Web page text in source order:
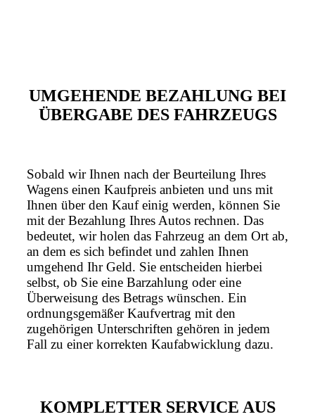
UMGEHENDE BEZAHLUNG BEI
ÜBERGABE DES FAHRZEUGS
Sobald wir Ihnen nach der Beurteilung Ihres
Wagens einen Kaufpreis anbieten und uns mit
Ihnen über den Kauf einig werden, können Sie
mit der Bezahlung Ihres Autos rechnen. Das
bedeutet, wir holen das Fahrzeug an dem Ort ab,
an dem es sich befindet und zahlen Ihnen
umgehend Ihr Geld. Sie entscheiden hierbei
selbst, ob Sie eine Barzahlung oder eine
Überweisung des Betrags wünschen. Ein
ordnungsgemäßer Kaufvertrag mit den
zugehörigen Unterschriften gehören in jedem
Fall zu einer korrekten Kaufabwicklung dazu.
KOMPLETTER SERVICE AUS